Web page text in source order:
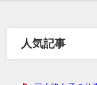
人気記事